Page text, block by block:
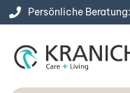
Persönliche